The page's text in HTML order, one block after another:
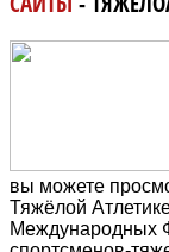
вы можете
Тяжёлой
Международных